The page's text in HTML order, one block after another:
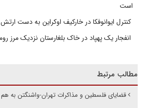
است
کنترل ایوانوفکا در خارکیف اوکراین به دست
انفجار یک پهپاد در خاک بلغارستان نزدیک مرز
مطالب مرتبط
قضایای فلسطین و مذاکرات تهران-واشنگتن به هم